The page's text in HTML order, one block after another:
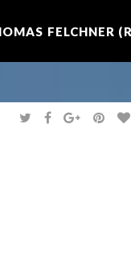
FELCHNER
T
W
F
A
G
O
P
I